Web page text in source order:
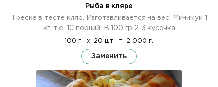
Рыба в кляре
Треска в тесте кляр. Изготавливается на вес. Минимум 1
кг, т.е. 10 порций. В 100 гр 2-3 кусочка
100 г. x 20 шт. = 2 000 г.
Заменить